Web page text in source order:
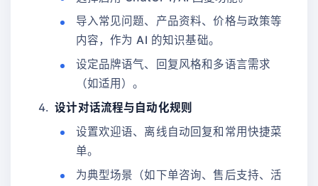
导入常见问题、产品资料、价格与政策等
内容，作为 AI 的知识基础。
设定品牌语气、回复风格和多语言需求
（如适用）。
设计对话流程与自动化规则
设置欢迎语、离线自动回复和常用快捷菜
单。
为典型场景（如下单咨询、售后支持、活